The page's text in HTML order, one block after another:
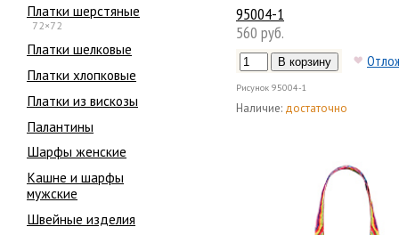
Платки шерстяные
72×72
Платки шелковые
Платки хлопковые
Платки из вискозы
Палантины
Шарфы женские
Кашне и шарфы
мужские
Швейные изделия
95004-1
560 руб.
Рисунок 95004-1
Наличие: достаточно